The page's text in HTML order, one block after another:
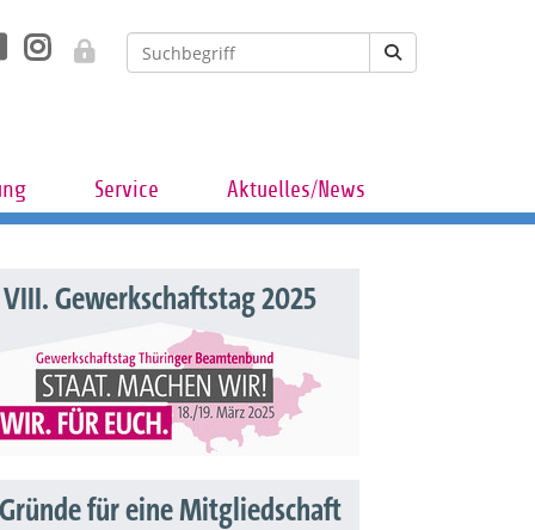
Service Aktuelles/News
VIII. Gewerkschaftstag 2025
für eine Mitgliedschaft